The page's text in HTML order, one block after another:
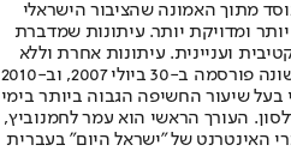
מתוך האמונה שהציבור הישראלי
ומדויקת יותר. עיתונות שמדברת
ועניינית. עיתונות אחרת וללא
תשלום. המהדורה המודפסת הראשונה פורסמה ב-30 ביולי 2007, וב-2010
בעל שיעור החשיפה הגבוה ביותר בימי
העורך הראשי הוא עמר לחמנוביץ,
האינטרנט של "ישראל היום" בעברית